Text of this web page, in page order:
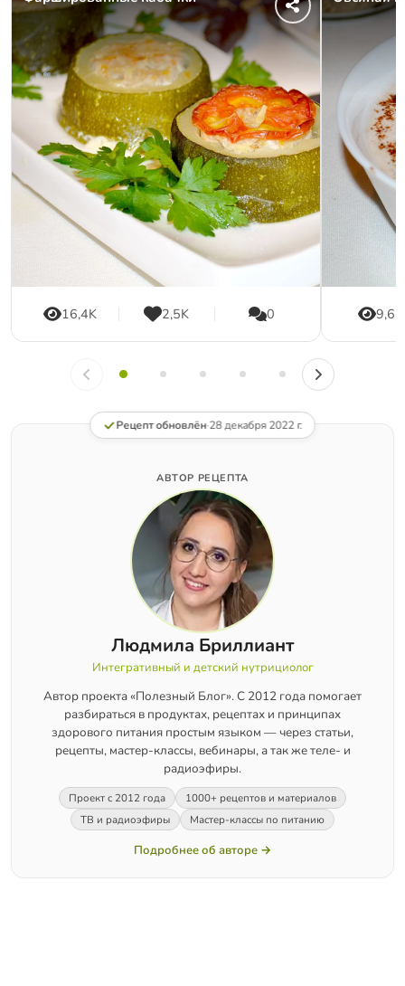
16,4K 2,5K 0 9,6K
Рецепт обновлён·28 декабря 2022 г.
АВТОР РЕЦЕПТА
Людмила Бриллиант
Интегративный и детский нутрициолог
Автор проекта «Полезный Блог». С 2012 года помогает
разбираться в продуктах, рецептах и принципах
здорового питания простым языком — через статьи,
рецепты, мастер-классы, вебинары, а так же теле- и
радиоэфиры.
Проект с 2012 года
1000+ рецептов и материалов
ТВ и радиоэфиры
Мастер-классы по питанию
Подробнее об авторе →